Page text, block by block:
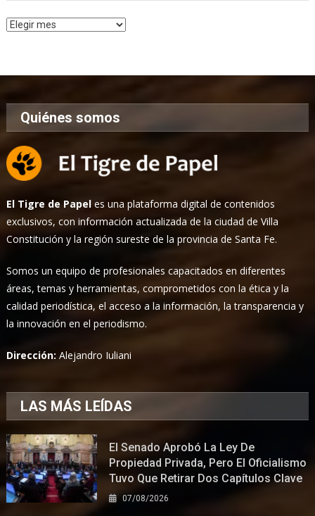
Archivo
Quiénes somos
El Tigre de Papel es una plataforma digital de contenidos
exclusivos, con información actualizada de la ciudad de Villa
Constitución y la región sureste de la provincia de Santa Fe.
Somos un equipo de profesionales capacitados en diferentes
áreas, temas y herramientas, comprometidos con la ética y la
calidad periodística, el acceso a la información, la transparencia y
la innovación en el periodismo.
Dirección:Alejandro Iuliani
LAS MÁS LEÍDAS
El Senado Aprobó La Ley De
Propiedad Privada, Pero El Oficialismo
Tuvo Que Retirar Dos Capítulos Clave
07/08/2026